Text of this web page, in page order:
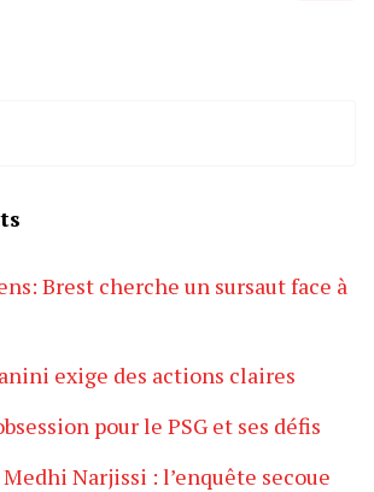
Brest cherche un sursaut face à
exige des actions claires
pour le PSG et ses défis
Narjissi : l’enquête secoue